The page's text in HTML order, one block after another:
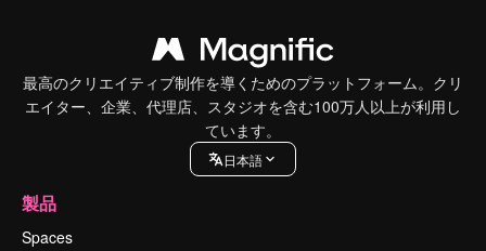
最高のクリエイティブ制作を導くためのプラットフォーム。クリ
エイター、企業、代理店、スタジオを含む100万人以上が利用し
ています。
日本語
製品
Spaces